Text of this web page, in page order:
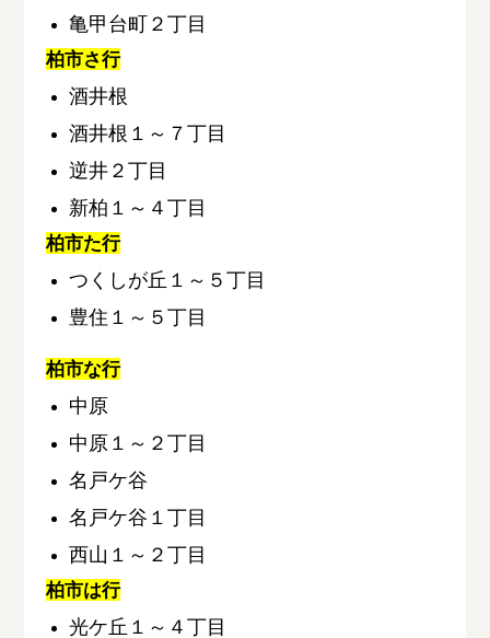
亀甲台町２丁目
柏市さ行
酒井根
酒井根１～７丁目
逆井２丁目
新柏１～４丁目
柏市た行
つくしが丘１～５丁目
豊住１～５丁目
柏市な行
中原
中原１～２丁目
名戸ケ谷
名戸ケ谷１丁目
西山１～２丁目
柏市は行
光ケ丘１～４丁目